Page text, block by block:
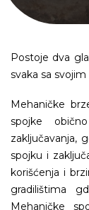
Postoje dva
svaka sa
Mehaničke
spojke
zaključavanja,
spojku i
korišćenja i
gradilištima
Mehaničke